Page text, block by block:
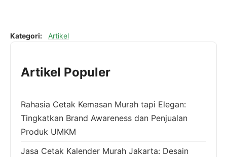
Kategori: Artikel
Artikel Populer
Rahasia Cetak Kemasan Murah tapi Elegan:
Tingkatkan Brand Awareness dan Penjualan
Produk UMKM
Jasa Cetak Kalender Murah Jakarta: Desain